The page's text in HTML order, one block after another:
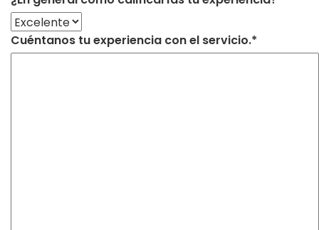
Cuéntanos tu experiencia con el servicio.*